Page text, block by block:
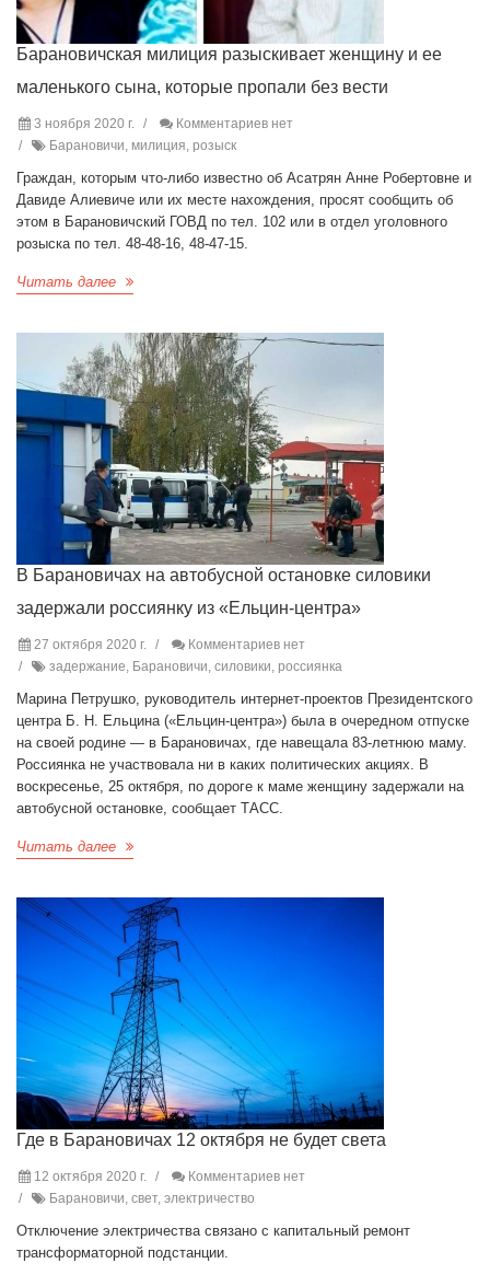
Барановичская милиция разыскивает женщину и ее
маленького сына, которые пропали без вести
3 ноября 2020 г.
Комментариев нет
Барановичи, милиция, розыск
Граждан, которым что-либо известно об Асатрян Анне Робертовне и
Давиде Алиевиче или их месте нахождения, просят сообщить об
этом в Барановичский ГОВД по тел. 102 или в отдел уголовного
розыска по тел. 48-48-16, 48-47-15.
Читать далее
В Барановичах на автобусной остановке силовики
задержали россиянку из «Ельцин-центра»
27 октября 2020 г.
Комментариев нет
задержание, Барановичи, силовики, россиянка
Марина Петрушко, руководитель интернет-проектов Президентского
центра Б. Н. Ельцина («Ельцин-центра») была в очередном отпуске
на своей родине — в Барановичах, где навещала 83-летнюю маму.
Россиянка не участвовала ни в каких политических акциях. В
воскресенье, 25 октября, по дороге к маме женщину задержали на
автобусной остановке, сообщает ТАСС.
Читать далее
Где в Барановичах 12 октября не будет света
12 октября 2020 г.
Комментариев нет
Барановичи, свет, электричество
Отключение электричества связано с капитальный ремонт
трансформаторной подстанции.